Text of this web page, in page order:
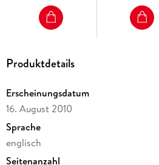
Produktdetails
Erscheinungsdatum
16. August 2010
Sprache
englisch
Seitenanzahl